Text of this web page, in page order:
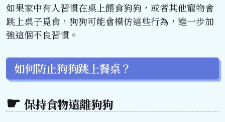
如果家中有人習慣在桌上餵食狗狗，或者其他寵物會
跳上桌子覓食，狗狗可能會模仿這些行為，進一步加
強這個不良習慣。
如何防止狗狗跳上餐桌？
保持食物遠離狗狗